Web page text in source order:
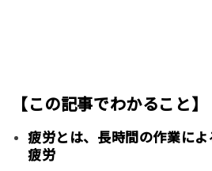
【この記事でわかること】
疲労とは、長時間の作業に
疲労